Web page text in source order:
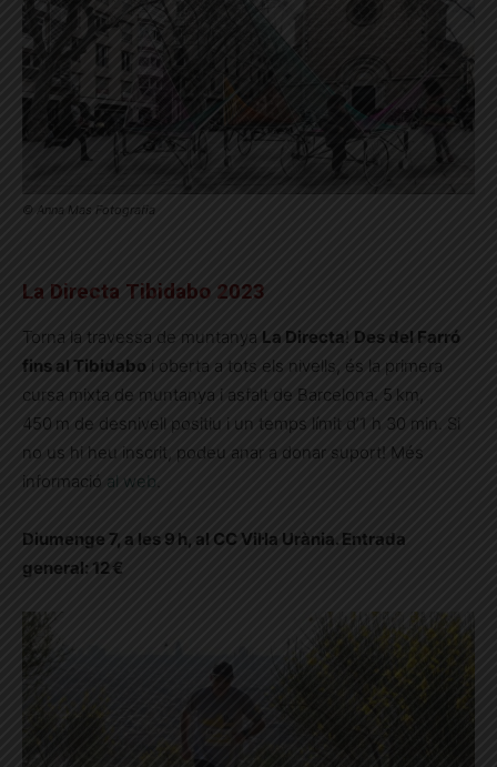
© Anna Mas Fotografia
La Directa Tibidabo 2023
Torna la travessa de muntanya La Directa Des del Farró
fins al Tibidabo i oberta a tots els nivells, és la primera
cursa mixta de muntanya i asfalt de Barcelona. 5 km,
450 m de desnivell positiu i un temps límit d’1 h 30 min. Si
no us hi heu inscrit, podeu anar a donar suport! Més
informació al web
Diumenge 7, a les 9 h, al CC Vil·la Urània. Entrada
general: 12 €